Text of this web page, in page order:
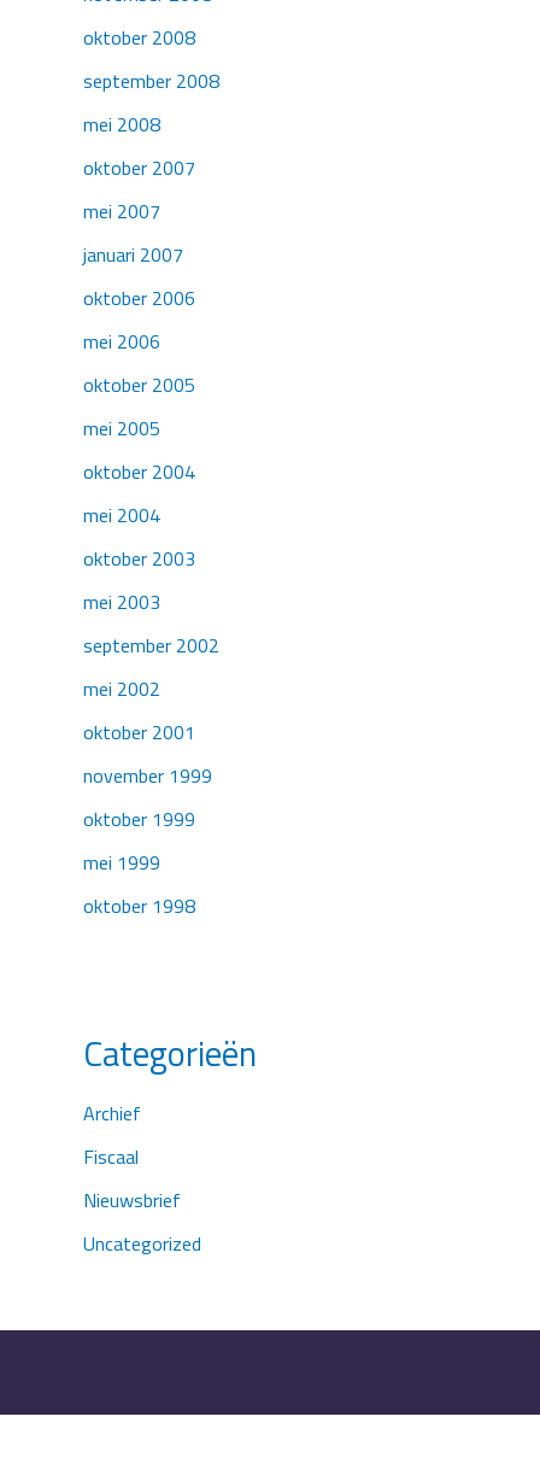
oktober 2008
september 2008
mei 2008
oktober 2007
mei 2007
januari 2007
oktober 2006
mei 2006
oktober 2005
mei 2005
oktober 2004
mei 2004
oktober 2003
mei 2003
september 2002
mei 2002
oktober 2001
november 1999
oktober 1999
mei 1999
oktober 1998
Categorieën
Archief
Fiscaal
Nieuwsbrief
Uncategorized